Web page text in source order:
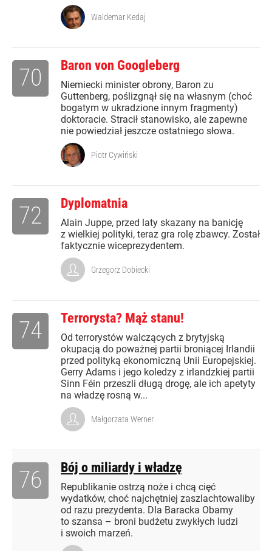
Waldemar Kedaj
Baron von Googleberg
Niemiecki minister obrony, Baron zu
Guttenberg, poślizgnął się na własnym (choć
bogatym w ukradzione innym fragmenty)
doktoracie. Stracił stanowisko, ale zapewne
nie powiedział jeszcze ostatniego słowa.
70
Piotr Cywiński
Dyplomatnia
Alain Juppe, przed laty skazany na banicję
z wielkiej polityki, teraz gra rolę zbawcy. Został
faktycznie wiceprezydentem.
72
Grzegorz Dobiecki
Terrorysta? Mąż stanu!
Od terrorystów walczących z brytyjską
okupacją do poważnej partii broniącej Irlandii
przed polityką ekonomiczną Unii Europejskiej.
Gerry Adams i jego koledzy z irlandzkiej partii
Sinn Féin przeszli długą drogę, ale ich apetyty
na władzę rosną w...
74
Małgorzata Werner
Bój o miliardy i władzę
Republikanie ostrzą noże i chcą cięć
wydatków, choć najchętniej zaszlachtowaliby
od razu prezydenta. Dla Baracka Obamy
to szansa – broni budżetu zwykłych ludzi
i swoich marzeń.
76